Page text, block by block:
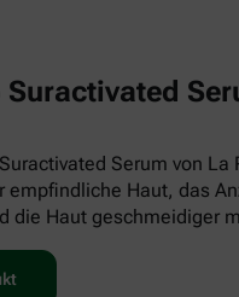
Suractivated
Serum von La
empfindliche Haut, das
die Haut geschmeidiger